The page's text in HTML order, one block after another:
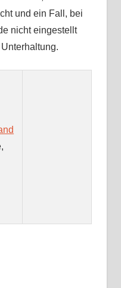
und ein Fall, bei
nicht eingestellt